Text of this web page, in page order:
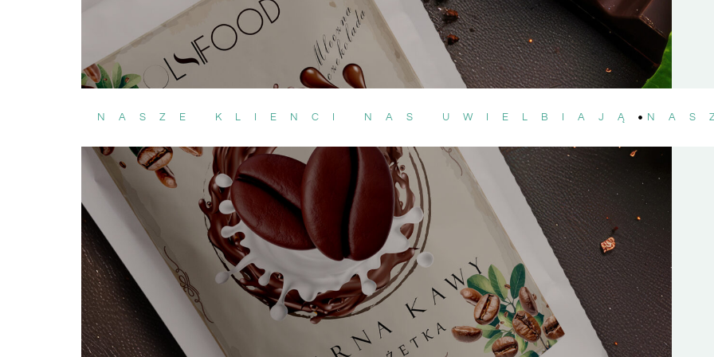
NASZE KLIENCI NAS UWIELBIAJĄ
Zamawiam tutaj regularnie i
zawsze jestem zachwycona!
Produkty są naturalne,
smaczne i świetnej jakości.
Cieszę się, że trafiłam na ten
sklep – to moje ulubione
Świetny sklep! Zamówienie
dotarło błyskawicznie, a
jakość produktów jest
naprawdę rewelacyjna.
Mango suszone bez cukru to
prawdziwy hit – naturalnie
Profesjonalna obsługa i
doskonały kontakt ze
sklepem. Produkty najwyższej
jakości, pięknie zapakowane i
dostarczone na czas. Polecam
każdemu, kto ceni zdrowe i